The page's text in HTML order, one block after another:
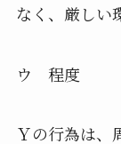
なく、 厳しい
ウ 程度
Ｙの行為は、